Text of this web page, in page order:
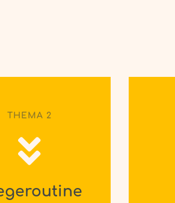
THEMA 2